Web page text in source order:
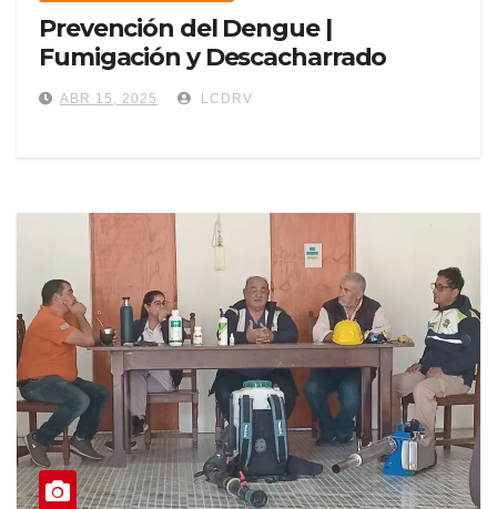
Prevención del Dengue |
Fumigación y Descacharrado
ABR 15, 2025 LCDRV